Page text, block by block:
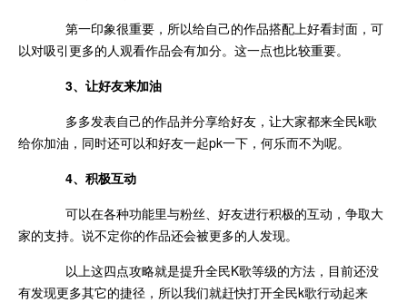
第一印象很重要，所以给自己的作品搭配上好看封面，可
以对吸引更多的人观看作品会有加分。这一点也比较重要。
3、让好友来加油
多多发表自己的作品并分享给好友，让大家都来全民k歌
给你加油，同时还可以和好友一起pk一下，何乐而不为呢。
4、积极互动
可以在各种功能里与粉丝、好友进行积极的互动，争取大
家的支持。说不定你的作品还会被更多的人发现。
以上这四点攻略就是提升全民K歌等级的方法，目前还没
有发现更多其它的捷径，所以我们就赶快打开全民k歌行动起来